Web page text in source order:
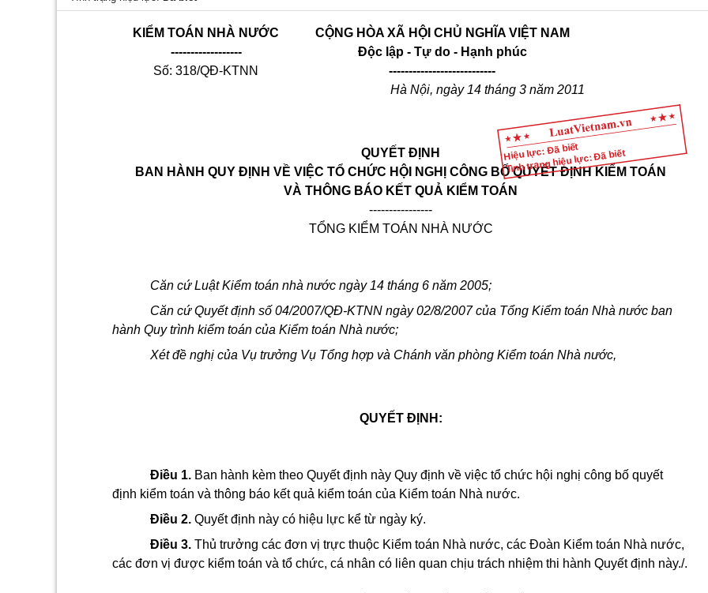
Hiệu lực: Đã biết
Tình trạng hiệu lực: Đã biết
KIỂM TOÁN NHÀ NƯỚC
------------------
Số: 318/QĐ-KTNN
CỘNG HÒA XÃ HỘI CHỦ NGHĨA VIỆT NAM
Độc lập - Tự do - Hạnh phúc
---------------------------
Hà Nội, ngày 14 tháng 3 năm 2011
QUYẾT ĐỊNH
BAN HÀNH QUY ĐỊNH VỀ VIỆC TỔ CHỨC HỘI NGHỊ CÔNG BỐ QUYẾT ĐỊNH KIỂM TOÁN
VÀ THÔNG BÁO KẾT QUẢ KIỂM TOÁN
----------------
TỔNG KIỂM TOÁN NHÀ NƯỚC
Căn cứ Luật Kiểm toán nhà nước ngày 14 tháng 6 năm 2005;
Căn cứ Quyết định số 04/2007/QĐ-KTNN ngày 02/8/2007 của Tổng Kiểm toán Nhà nước ban
hành Quy trình kiểm toán của Kiểm toán Nhà nước;
Xét đề nghị của Vụ trưởng Vụ Tổng hợp và Chánh văn phòng Kiểm toán Nhà nước,
QUYẾT ĐỊNH:
Điều 1. Ban hành kèm theo Quyết định này Quy định về việc tổ chức hội nghị công bố quyết
định kiểm toán và thông báo kết quả kiểm toán của Kiểm toán Nhà nước.
Điều 2. Quyết định này có hiệu lực kể từ ngày ký.
Điều 3. Thủ trưởng các đơn vị trực thuộc Kiểm toán Nhà nước, các Đoàn Kiểm toán Nhà nước,
các đơn vị được kiểm toán và tổ chức, cá nhân có liên quan chịu trách nhiệm thi hành Quyết định này./.